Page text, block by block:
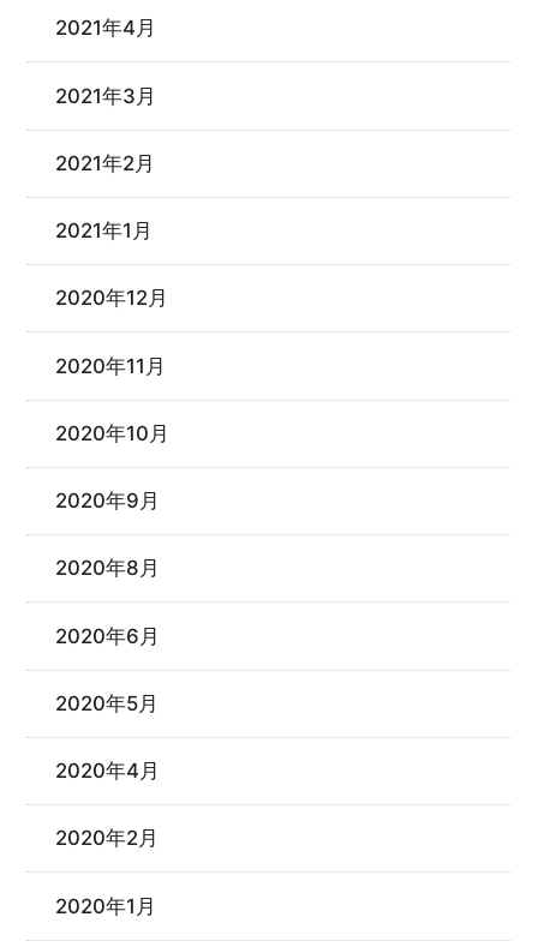
2021年4月
2021年3月
2021年2月
2021年1月
2020年12月
2020年11月
2020年10月
2020年9月
2020年8月
2020年6月
2020年5月
2020年4月
2020年2月
2020年1月